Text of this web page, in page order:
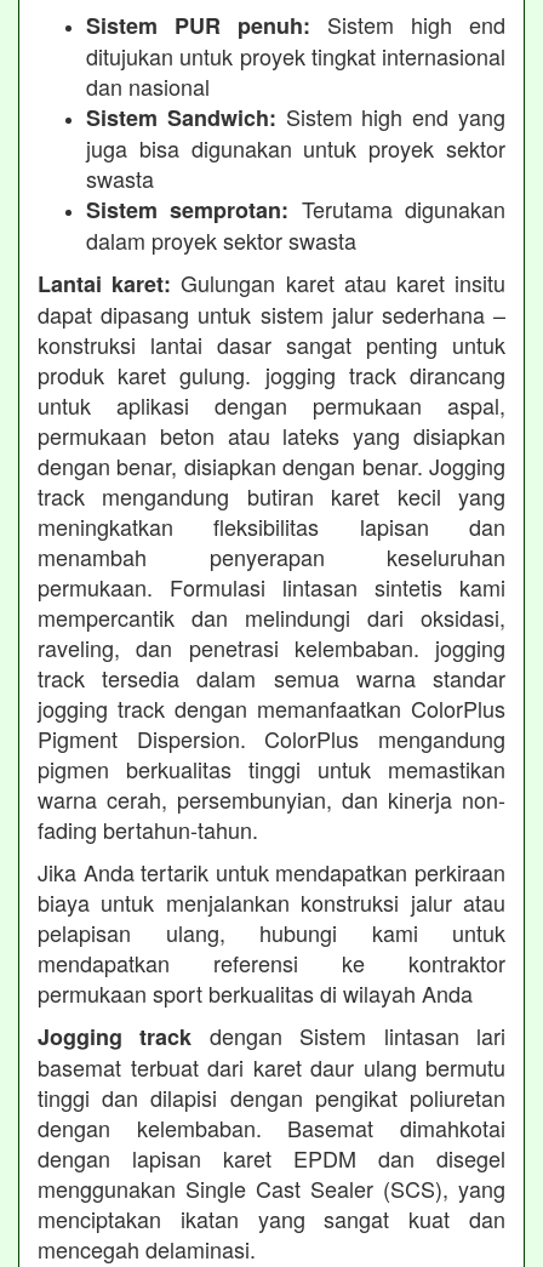
Sistem PUR penuh: Sistem high end
ditujukan untuk proyek tingkat internasional
dan nasional
Sistem Sandwich: Sistem high end yang
juga bisa digunakan untuk proyek sektor
swasta
Sistem semprotan: Terutama digunakan
dalam proyek sektor swasta
Lantai karet: Gulungan karet atau karet insitu
dapat dipasang untuk sistem jalur sederhana –
konstruksi lantai dasar sangat penting untuk
produk karet gulung. jogging track dirancang
untuk aplikasi dengan permukaan aspal,
permukaan beton atau lateks yang disiapkan
dengan benar, disiapkan dengan benar. Jogging
track mengandung butiran karet kecil yang
meningkatkan fleksibilitas lapisan dan
menambah penyerapan keseluruhan
permukaan. Formulasi lintasan sintetis kami
mempercantik dan melindungi dari oksidasi,
raveling, dan penetrasi kelembaban. jogging
track tersedia dalam semua warna standar
jogging track dengan memanfaatkan ColorPlus
Pigment Dispersion. ColorPlus mengandung
pigmen berkualitas tinggi untuk memastikan
warna cerah, persembunyian, dan kinerja non-
fading bertahun-tahun.
Jika Anda tertarik untuk mendapatkan perkiraan
biaya untuk menjalankan konstruksi jalur atau
pelapisan ulang, hubungi kami untuk
mendapatkan referensi ke kontraktor
permukaan sport berkualitas di wilayah Anda
Jogging track dengan Sistem lintasan lari
basemat terbuat dari karet daur ulang bermutu
tinggi dan dilapisi dengan pengikat poliuretan
dengan kelembaban. Basemat dimahkotai
dengan lapisan karet EPDM dan disegel
menggunakan Single Cast Sealer (SCS), yang
menciptakan ikatan yang sangat kuat dan
mencegah delaminasi.